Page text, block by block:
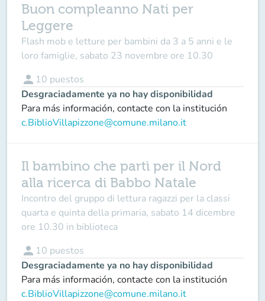
Buon compleanno Nati per
Leggere
Flash mob e letture per bambini da 3 a 5 anni e le
loro famiglie, sabato 23 novembre ore 10.30
person 10 puestos
Desgraciadamente ya no hay disponibilidad
Para más información, contacte con la institución
c.BiblioVillapizzone@comune.milano.it
Il bambino che partì per il Nord
alla ricerca di Babbo Natale
Incontro del gruppo di lettura ragazzi per la classi
quarta e quinta della primaria, sabato 14 dicembre
ore 10.30 in biblioteca
person 10 puestos
Desgraciadamente ya no hay disponibilidad
Para más información, contacte con la institución
c.BiblioVillapizzone@comune.milano.it